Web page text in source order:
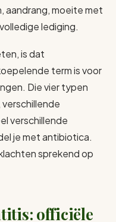
aandrang, moeite met
lediging.
is dat
term is voor
Die vier typen
verschillende
je met antibiotica.
sprekend op
officiële